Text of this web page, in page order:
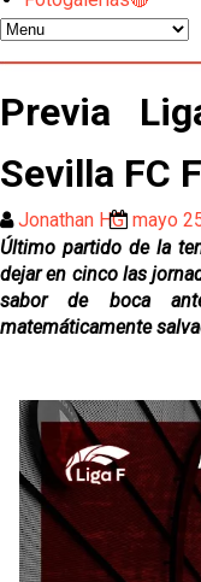
Opinión | "Carta
García
Análisis I Quién
Endrick y Marc
El Sevilla Juvenil
su debut en la
La cita ante el
El dato que
grandes ligas
Juanlu de vuelta
Premier
El Granada
Previa
Sevilla FC
Jonathan HG mayo
Último partido de la
dejar en cinco las
sabor de boca
matemáticamente